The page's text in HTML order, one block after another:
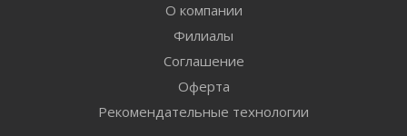
О компании
Филиалы
Соглашение
Оферта
Рекомендательные технологии